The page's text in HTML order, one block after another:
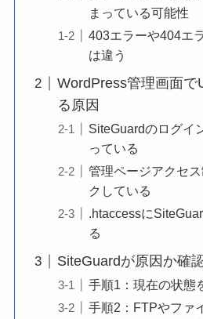
まっている可能性
403エラーや404エ
は違う
WordPress管理画面で
る原因
SiteGuardのログイ
っている
管理ページアクセ
クしている
.htaccessに
る
SiteGuardが原因か確
手順1：現在の状態
手順2：FTPやファ